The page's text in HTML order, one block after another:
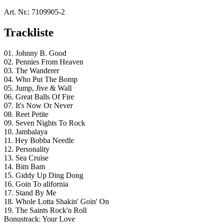
Art. Nr.: 7109905-2
Trackliste
01. Johnny B. Good
02. Pennies From Heaven
03. The Wanderer
04. Who Put The Bomp
05. Jump, Jive & Wall
06. Great Balls Of Fire
07. It's Now Or Never
08. Reet Petite
09. Seven Nights To Rock
10. Jambalaya
11. Hey Bobba Needle
12. Personality
13. Sea Cruise
14. Bim Bam
15. Giddy Up Ding Dong
16. Goin To alifornia
17. Stand By Me
18. Whole Lotta Shakin' Goin' On
19. The Saints Rock'n Roll
Bonustrack: Your Love